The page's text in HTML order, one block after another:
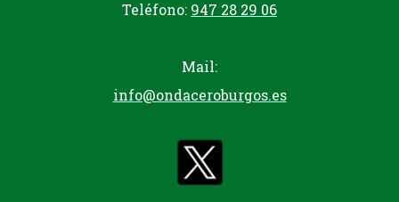
Teléfono: 947 28 29 06
Mail:
info@ondaceroburgos.es